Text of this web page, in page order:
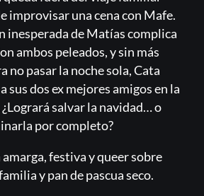
improvisar una cena con Mafe.
inesperada de Matías complica
ambos peleados, y sin más
no pasar la noche sola, Cata
sus dos ex mejores amigos en la
¿Logrará salvar la navidad… o
por completo?
festiva y queer sobre
y pan de pascua seco.
la contraseña?